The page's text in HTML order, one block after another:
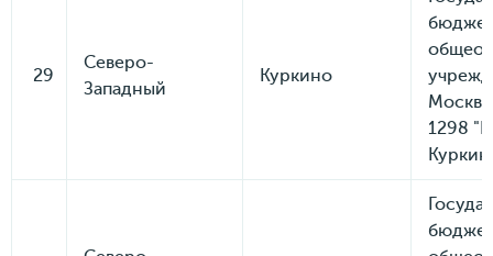
29
Северо-
Западный
Куркино
1298